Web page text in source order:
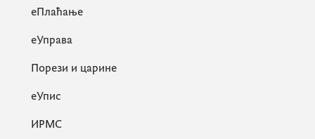
eПлаћање
еУправа
Порези и царине
eУпис
ИРМС